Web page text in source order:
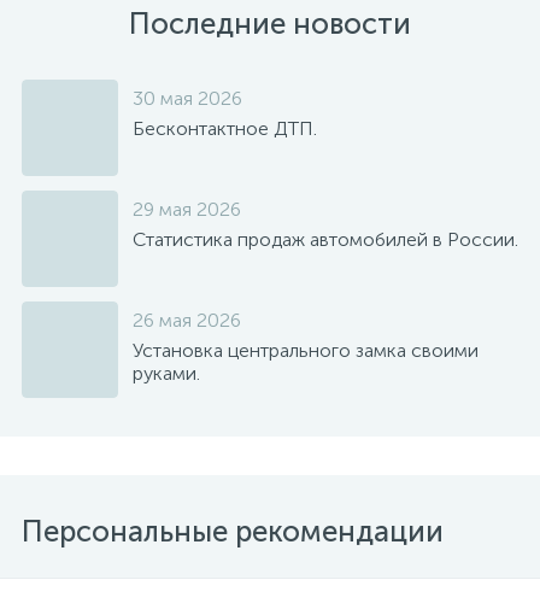
Последние новости
30 мая 2026
Бесконтактное ДТП.
29 мая 2026
Статистика продаж автомобилей в России.
26 мая 2026
Установка центрального замка своими
руками.
Персональные рекомендации